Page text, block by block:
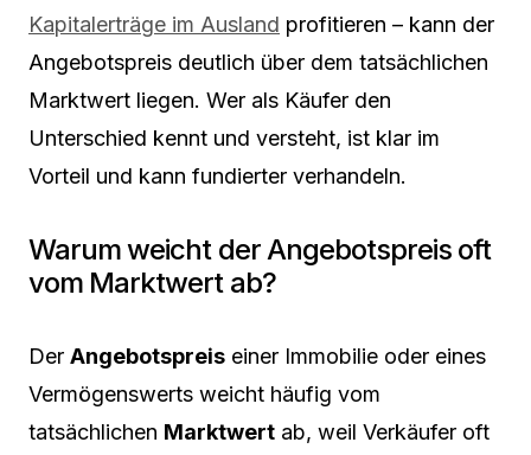
Kapitalerträge im Ausland profitieren – kann der
Angebotspreis deutlich über dem tatsächlichen
Marktwert liegen. Wer als Käufer den
Unterschied kennt und versteht, ist klar im
Vorteil und kann fundierter verhandeln.
Warum weicht der Angebotspreis oft
vom Marktwert ab?
Der Angebotspreis einer Immobilie oder eines
Vermögenswerts weicht häufig vom
tatsächlichen Marktwert ab, weil Verkäufer oft